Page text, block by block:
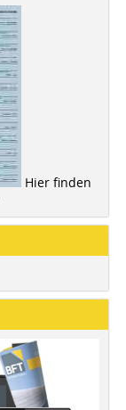
Hier finden